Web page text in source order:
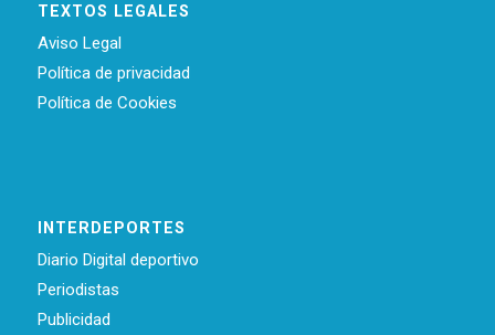
TEXTOS LEGALES
Aviso Legal
Política de privacidad
Política de Cookies
INTERDEPORTES
Diario Digital deportivo
Periodistas
Publicidad